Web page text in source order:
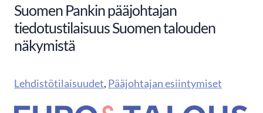
Suomen Pankin pääjohtajan
tiedotustilaisuus Suomen talouden
näkymistä
Lehdistötilaisuudet, Pääjohtajan esiintymiset